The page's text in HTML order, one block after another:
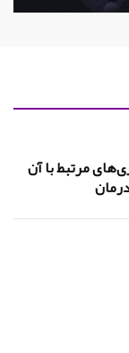
مرتبط با آن